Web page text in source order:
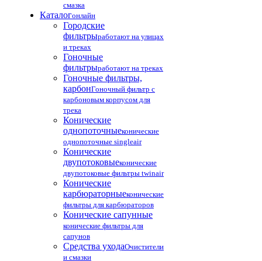
смазка
Каталогонлайн
Городские
фильтрыработают на улицах
и треках
Гоночные
фильтрыработают на треках
Гоночные фильтры,
карбонГоночный фильтр с
карбоновым корпусом для
трека
Конические
однопоточныеконические
однопоточные singleair
Конические
двупотоковыеконические
двупотоковые фильтры twinair
Конические
карбюраторныеконические
фильтры для карбюраторов
Конические сапунные
конические фильтры для
сапунов
Средства уходаОчистители
и смазки